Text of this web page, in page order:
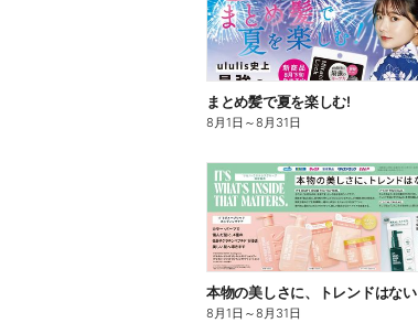
まとめ髪で夏を楽しむ!
8月1日 ～8月31日
本物の美しさに、トレンドはない
8月1日 ～8月31日